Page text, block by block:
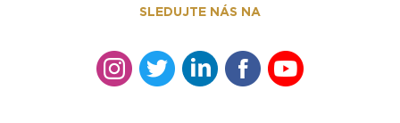
SLEDUJTE NÁS NA